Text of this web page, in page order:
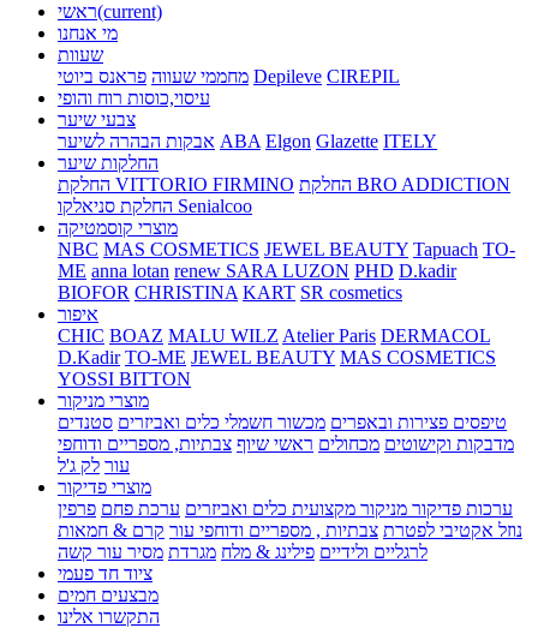
ראשי(current)
מי אנחנו
שעוות
מחממי שעווה פראנס ביוטי Depileve CIREPIL
עיסוי,כוסות רוח והופי
צבעי שיער
אבקות הבהרה לשיער ABA Elgon Glazette ITELY
החלקות שיער
החלקת VITTORIO FIRMINO
החלקת BRO ADDICTION
החלקת סניאלקו Senialcoo
מוצרי קוסמטיקה
NBC MAS COSMETICS JEWEL BEAUTY Tapuach TO-
ME anna lotan renew SARA LUZON PHD D.kadir
BIOFOR CHRISTINA KART SR cosmetics
איפור
CHIC BOAZ MALU WILZ Atelier Paris DERMACOL
D.Kadir TO-ME JEWEL BEAUTY MAS COSMETICS
YOSSI BITTON
מוצרי מניקור
טיפסים פצירות ובאפרים מכשור חשמלי כלים ואביזרים סטנדים
מדבקות וקישוטים מכחולים ראשי שיוף צבתיות, מספריים ודוחפי
עור לק ג'ל
מוצרי פדיקור
ערכות פדיקור מניקור מקצועית כלים ואביזרים ערכת פחם פרפין
נוזל אקטיבי לפטרת צבתיות , מספריים ודוחפי עור קרם & חמאות
לרגליים ולידיים פילינג & מלח מגרדת מסיר עור קשה
ציוד חד פעמי
מבצעים חמים
התקשרו אלינו